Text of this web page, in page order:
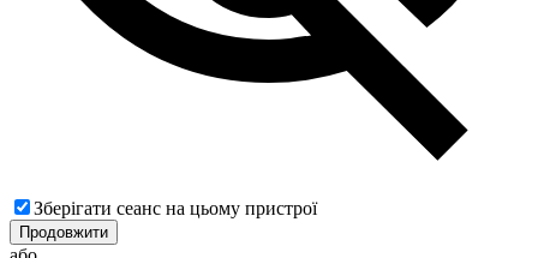
Зберігати сеанс на цьому пристрої
Продовжити